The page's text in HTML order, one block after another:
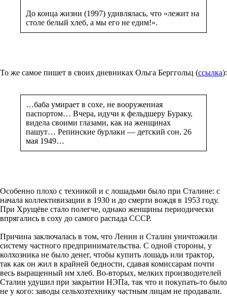
До конца жизни (1997) удивлялась, что «лежит на
столе белый хлеб, а мы его не едим!».
То же самое пишет в своих дневниках Ольга Берггольц (ссылка):
…баба умирает в сохе, не вооруженная
паспортом… Вчера, идучи к фельдшеру Бураку,
видела своими глазами, как на женщинах
пашут… Репинские бурлаки — детский сон. 26
мая 1949…
Особенно плохо с техникой и с лошадьми было при Сталине: с
начала коллективизации в 1930 и до смерти вождя в 1953 году.
При Хрущёве стало полегче, однако женщины периодически
впрягались в соху до самого распада СССР.
Причина заключалась в том, что Ленин и Сталин уничтожили
систему частного предпринимательства. С одной стороны, у
колхозника не было денег, чтобы купить лошадь или трактор,
так как он жил в крайней бедности, сдавая комиссарам почти
весь выращенный им хлеб. Во-вторых, мелких производителей
Сталин удушил при закрытии НЭПа, так что и покупать-то было
не у кого: заводы сельхозтехнику частным лицам не продавали.